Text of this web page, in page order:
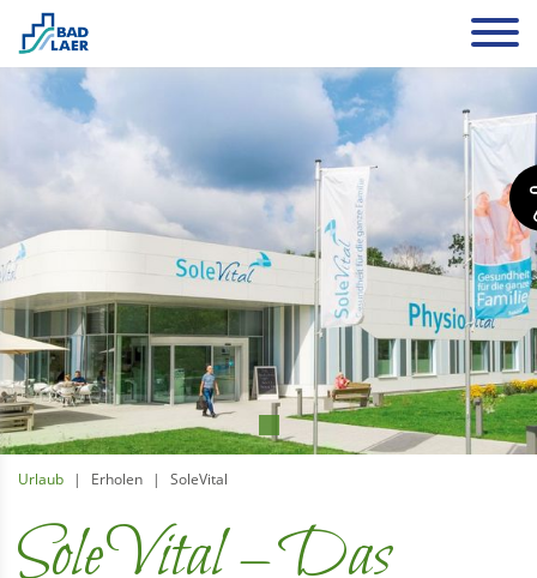
Urlaub Erholen SoleVital
SoleVital – Das